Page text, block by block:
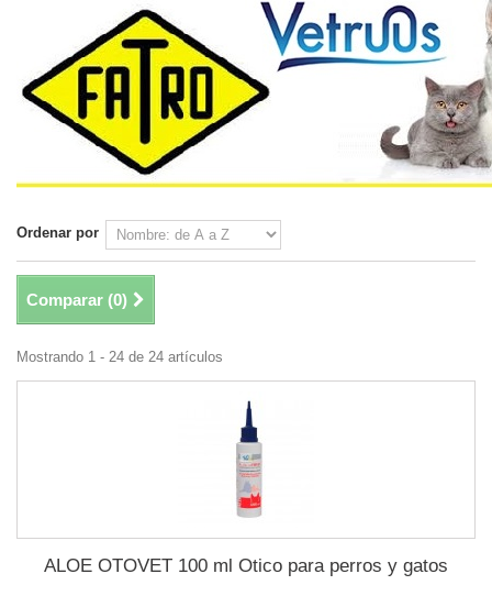
Ordenar por
Comparar (0)
Mostrando 1 - 24 de 24 artículos
ALOE OTOVET 100 ml Otico para perros y gatos